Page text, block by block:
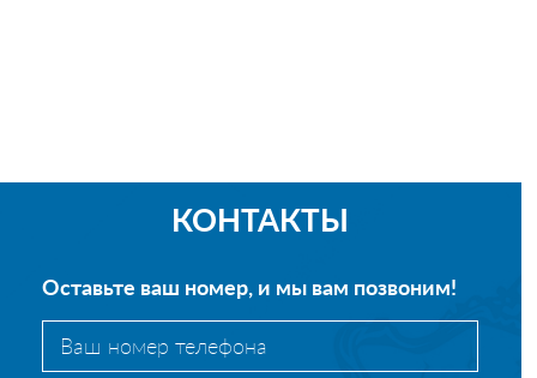
КОНТАКТЫ
Оставьте ваш номер, и мы вам позвоним!